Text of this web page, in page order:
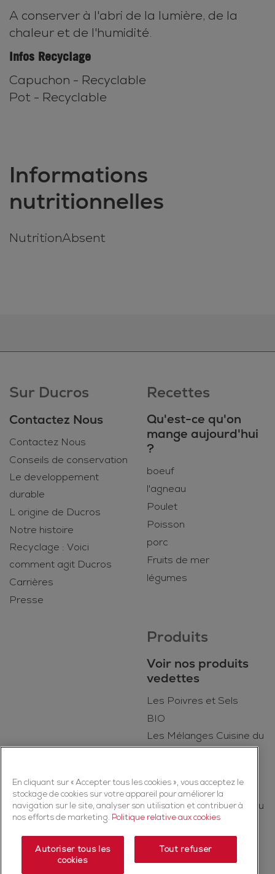
A conserver à l'abri de la lumière, de la
chaleur et de l'humidité.
Infos Recyclage
Capuchon - Recyclable
Pot - Recyclable
Informations
nutritionnelles
NutritionAbsent
Sur Ducros
Contactez Nous
Contactez Nous
Conseils de conservation
Le developpement
durable
L origine de Ducros
Notre histoire
Recyclage : Voici
comment agit Ducros
Carrières
Presse
Recettes
Qu'est-ce qu'on
mange aujourd'hui
?
boeuf
l'agneau
Poulet
Poisson
porc
Fruits de mer
légumes
Produits
Voir nos produits
vedettes
Les Poivres et Sels
BIO
Les Mélanges Cuisine du
Les Épices
Les Mélanges Cuisine du
Monde
En cliquant sur « Accepter tous les cookies », vous acceptez le
stockage de cookies sur votre appareil pour améliorer la
navigation sur le site, analyser son utilisation et contribuer à
nos efforts de marketing. Politique relative aux cookies
Autoriser tous les
cookies
Tout refuser